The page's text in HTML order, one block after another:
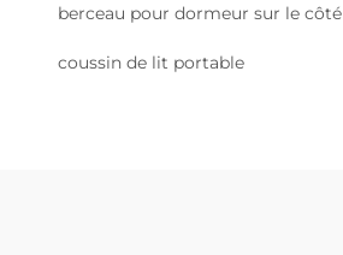
berceau pour dormeur sur le côté
coussin de lit portable